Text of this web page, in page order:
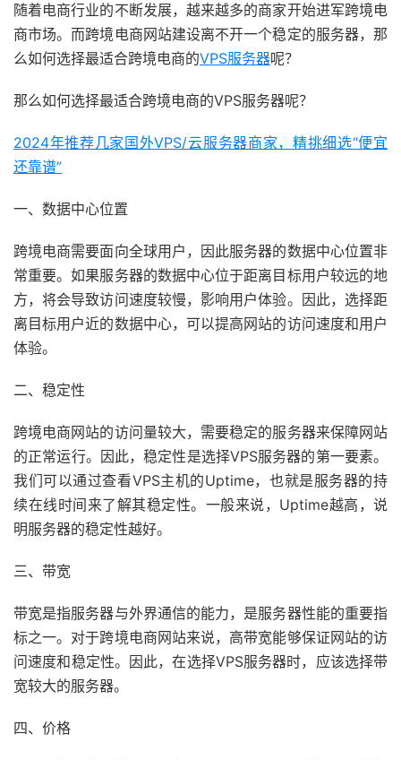
随着电商行业的不断发展，越来越多的商家开始进军跨境电
商市场。而跨境电商网站建设离不开一个稳定的服务器，那
么如何选择最适合跨境电商的VPS服务器呢？
那么如何选择最适合跨境电商的VPS服务器呢？
2024年推荐几家国外VPS/云服务器商家，精挑细选“便宜
还靠谱”
一、数据中心位置
跨境电商需要面向全球用户，因此服务器的数据中心位置非
常重要。如果服务器的数据中心位于距离目标用户较远的地
方，将会导致访问速度较慢，影响用户体验。因此，选择距
离目标用户近的数据中心，可以提高网站的访问速度和用户
体验。
二、稳定性
跨境电商网站的访问量较大，需要稳定的服务器来保障网站
的正常运行。因此，稳定性是选择VPS服务器的第一要素。
我们可以通过查看VPS主机的Uptime，也就是服务器的持
续在线时间来了解其稳定性。一般来说，Uptime越高，说
明服务器的稳定性越好。
三、带宽
带宽是指服务器与外界通信的能力，是服务器性能的重要指
标之一。对于跨境电商网站来说，高带宽能够保证网站的访
问速度和稳定性。因此，在选择VPS服务器时，应该选择带
宽较大的服务器。
四、价格